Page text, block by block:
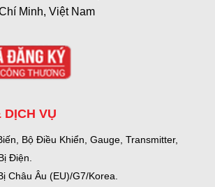
Minh, Việt Nam
DỊCH VỤ
Bộ Điều Khiển, Gauge, Transmitter,
Điện.
Châu Âu (EU)/G7/Korea.